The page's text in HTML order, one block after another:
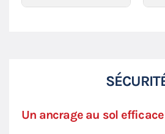
Un ancrage au sol efficace